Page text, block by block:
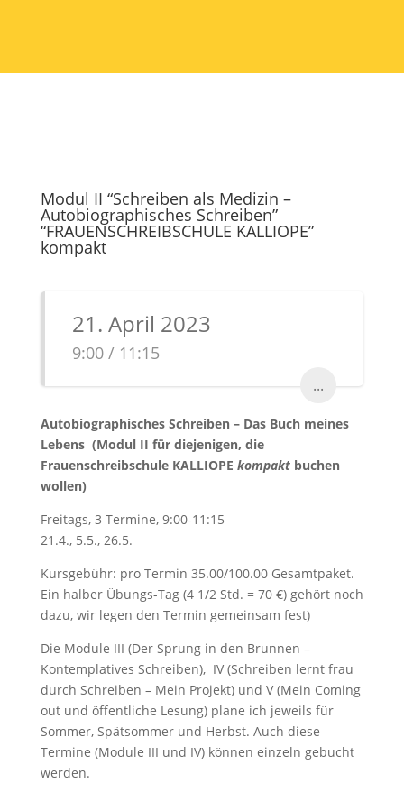
Modul II “Schreiben als Medizin –
Autobiographisches Schreiben”
“FRAUENSCHREIBSCHULE KALLIOPE”
kompakt
21. April 2023
9:00 / 11:15
...
Autobiographisches Schreiben – Das Buch meines
Lebens (Modul II für diejenigen, die
Frauenschreibschule KALLIOPE kompakt buchen
wollen)
Freitags, 3 Termine, 9:00-11:15
21.4., 5.5., 26.5.
Kursgebühr: pro Termin 35.00/100.00 Gesamtpaket.
Ein halber Übungs-Tag (4 1/2 Std. = 70 €) gehört noch
dazu, wir legen den Termin gemeinsam fest)
Die Module III (Der Sprung in den Brunnen –
Kontemplatives Schreiben), IV (Schreiben lernt frau
durch Schreiben – Mein Projekt) und V (Mein Coming
out und öffentliche Lesung) plane ich jeweils für
Sommer, Spätsommer und Herbst. Auch diese
Termine (Module III und IV) können einzeln gebucht
werden.